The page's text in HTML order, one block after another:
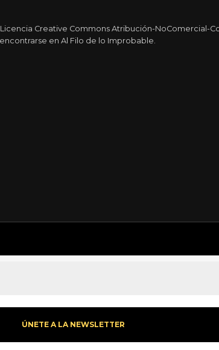
Creative Commons Atribución-NoComercial-
en Al Filo de lo Improbable.